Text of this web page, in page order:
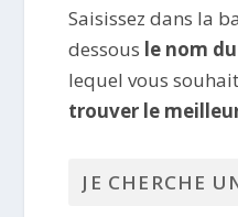
Saisissez dans la
dessous le nom
lequel vous
trouver le